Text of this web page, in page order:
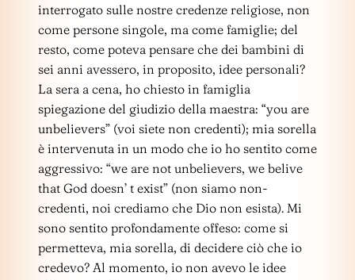
interrogato sulle nostre credenze religiose, non
come persone singole, ma come famiglie; del
resto, come poteva pensare che dei bambini di
sei anni avessero, in proposito, idee personali?
La sera a cena, ho chiesto in famiglia
spiegazione del giudizio della maestra: “you are
unbelievers” (voi siete non credenti); mia sorella
è intervenuta in un modo che io ho sentito come
aggressivo: “we are not unbelievers, we belive
that God doesn’ t exist” (non siamo non-
credenti, noi crediamo che Dio non esista). Mi
sono sentito profondamente offeso: come si
permetteva, mia sorella, di decidere ciò che io
credevo? Al momento, io non avevo le idee